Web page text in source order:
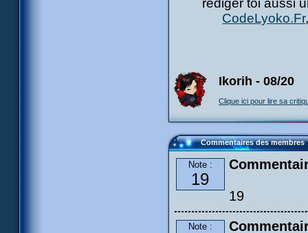
rédiger toi aussi
CodeLyoko.Fr
Ikorih - 08/20
Clique ici pour lire sa
Commentaires des membres
Note :
19
19
Note :